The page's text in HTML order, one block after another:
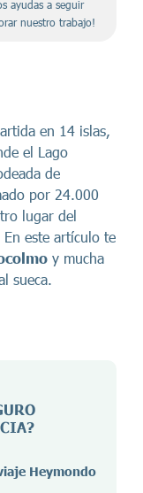
ayudas a seguir
nuestro trabajo!
en 14 islas,
el Lago
de
por 24.000
lugar del
este artículo te
y mucha
sueca.
?
Heymondo